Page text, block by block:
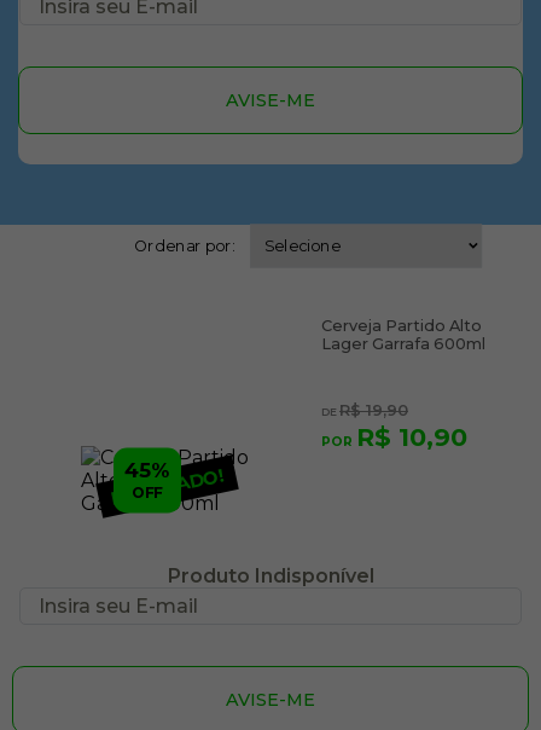
AVISE-ME
Ordenar por:
ESGOTADO!
Cerveja Partido Alto
Lager Garrafa 600ml
R$ 19,90
R$ 10,90
45%
OFF
Produto Indisponível
AVISE-ME